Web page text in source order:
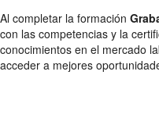
Al completar la formación
con las competencias y la
conocimientos en el mercado
acceder a mejores